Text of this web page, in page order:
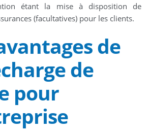
étant la mise à disposition de
(facultatives) pour les clients.
de
de
pour